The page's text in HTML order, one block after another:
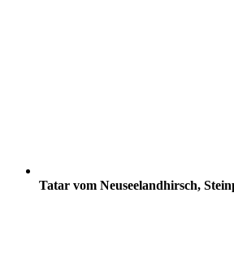
Tatar vom Neuseelandhirsch,